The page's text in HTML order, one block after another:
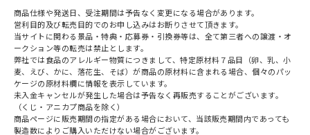
商品仕様や発送日、受注期間は予告なく変更になる場合があります。
営利目的及び転売目的でのお申し込みはお断りさせて頂きます。
当サイトに関わる景品・特典・応募券・引換券等は、全て第三者への譲渡・オ
ークション等の転売は禁止とします。
弊社では食品のアレルギー物質につきまして、特定原材料７品目（卵、乳、小
麦、えび、かに、落花生、そば）が商品の原材料に含まれる場合、個々のパッ
ケージの原材料欄に情報を表示しています。
未入金キャンセルが発生した場合は予告なく再販売することがございます。
（くじ・アニカプ商品を除く）
商品ページに販売期間の指定がある場合において、当該販売期間内であっても
製造数によりご購入いただけない場合がございます。